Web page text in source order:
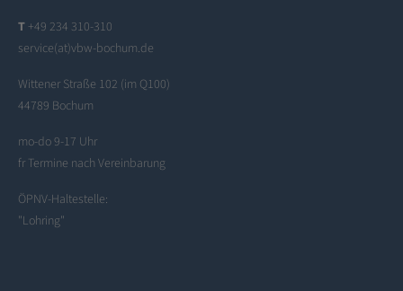
T +49 234 310-310
service(at)vbw-bochum.de
Wittener Straße 102 (im Q100)
44789 Bochum
mo-do 9-17 Uhr
fr Termine nach Vereinbarung
ÖPNV-Haltestelle:
"Lohring"